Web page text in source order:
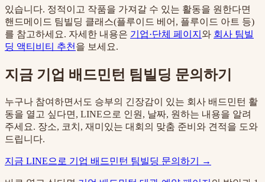
있습니다. 정적이고 작품을 가져갈 수 있는 활동을 원한다면
핸드메이드 팀빌딩 클래스(플루이드 베어, 플루이드 아트 등)
를 참고하세요. 자세한 내용은 기업·단체 페이지 와 회사 팀빌
딩 액티비티 추천 을 보세요.
지금 기업 배드민턴 팀빌딩 문의하기
누구나 참여하면서도 승부의 긴장감이 있는 회사 배드민턴 활
동을 열고 싶다면, LINE으로 인원, 날짜, 원하는 내용을 알려
주세요. 장소, 코치, 재미있는 대회의 맞춤 준비와 견적을 도와
드립니다.
지금 LINE으로 기업 배드민턴 팀빌딩 문의하기 →